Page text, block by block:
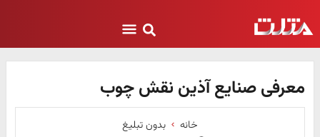
معرفی صنایع آذین نقش چوب
خانه
بدون تبلیغ